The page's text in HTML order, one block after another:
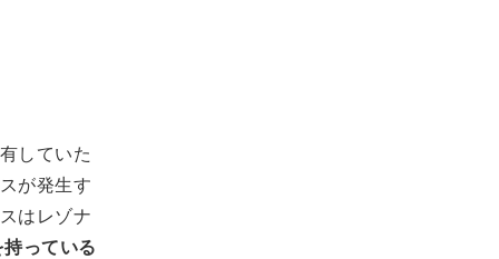
していた
が発生す
はレゾナ
っている